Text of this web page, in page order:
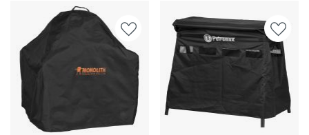
Produkt ansehen Produkt ansehen